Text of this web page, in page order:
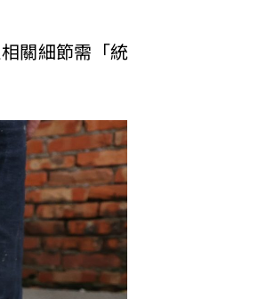
關細節需「統